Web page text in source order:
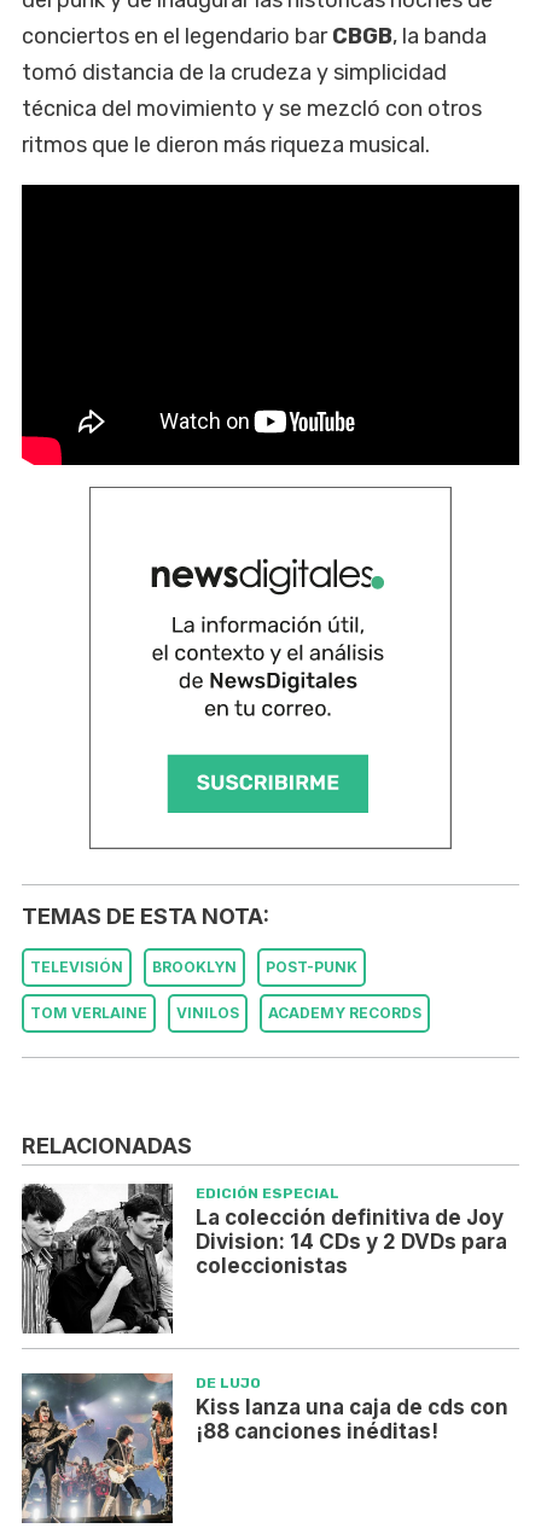
conciertos en el legendario barCBGB, la banda
tomó distancia de la crudeza y simplicidad
técnica del movimiento y se mezcló con otros
ritmos que le dieron más riqueza musical.
TEMAS DE ESTA NOTA:
TELEVISIÓN BROOKLYN POST-PUNK
TOM VERLAINE VINILOS ACADEMY RECORDS
RELACIONADAS
EDICIÓN ESPECIAL
La colección definitiva de Joy
Division: 14 CDs y 2 DVDs para
coleccionistas
DE LUJO
Kiss lanza una caja de cds con
¡88 canciones inéditas!